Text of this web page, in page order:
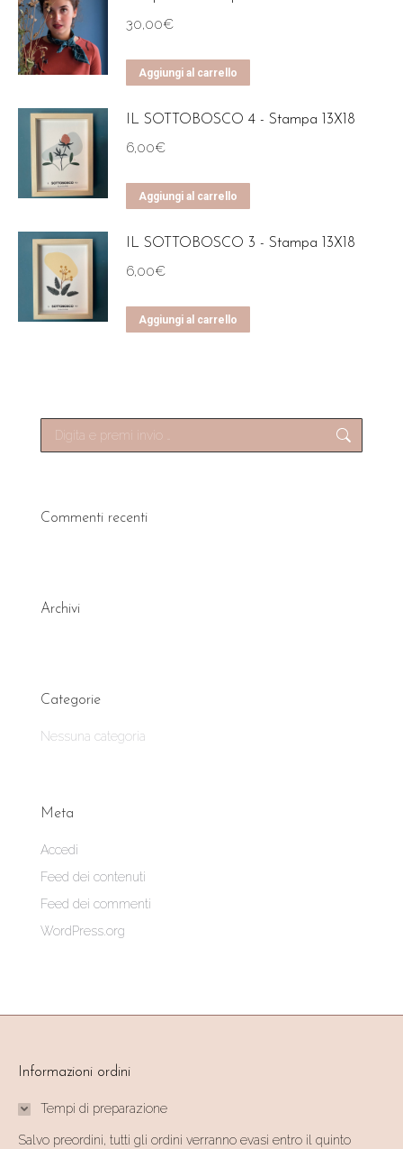
30,00€
Aggiungi al carrello
IL SOTTOBOSCO 4 - Stampa 13X18
6,00€
Aggiungi al carrello
IL SOTTOBOSCO 3 - Stampa 13X18
6,00€
Aggiungi al carrello
Search:
Commenti recenti
Archivi
Categorie
Nessuna categoria
Meta
Accedi
Feed dei contenuti
Feed dei commenti
WordPress.org
Informazioni ordini
Tempi di preparazione
Salvo preordini, tutti gli ordini verranno evasi entro il quinto